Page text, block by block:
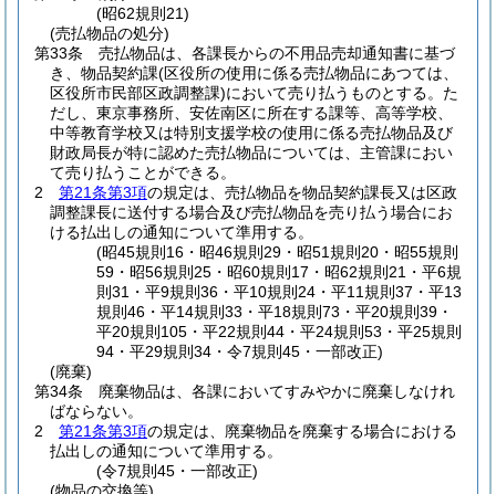
(昭62規則21)
(売払物品の処分)
第33条
売払物品は、各課長からの不用品売却通知書に基づ
き、物品契約課(区役所の使用に係る売払物品にあつては、
区役所市民部区政調整課)において売り払うものとする。 た
だし、東京事務所、安佐南区に所在する課等、高等学校、
中等教育学校又は特別支援学校の使用に係る売払物品及び
財政局長が特に認めた売払物品については、主管課におい
て売り払うことができる。
2
第21条第3項の規定は、売払物品を物品契約課長又は区政
調整課長に送付する場合及び売払物品を売り払う場合にお
ける払出しの通知について準用する。
(昭45規則16・昭46規則29・昭51規則20・昭55規則
59・昭56規則25・昭60規則17・昭62規則21・平6規
則31・平9規則36・平10規則24・平11規則37・平13
規則46・平14規則33・平18規則73・平20規則39・
平20規則105・平22規則44・平24規則53・平25規則
94・平29規則34・令7規則45・一部改正)
(廃棄)
第34条
廃棄物品は、各課においてすみやかに廃棄しなけれ
ばならない。
2
第21条第3項の規定は、廃棄物品を廃棄する場合における
払出しの通知について準用する。
(令7規則45・一部改正)